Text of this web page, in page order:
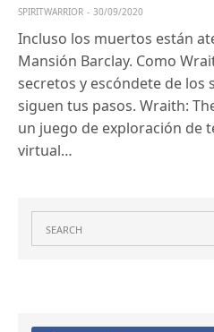
SPIRITWARRIOR 30/09/2020
Incluso los muertos están
Mansión Barclay. Como
secretos y escóndete de los
siguen tus pasos. Wraith:
un juego de exploración de
virtual…